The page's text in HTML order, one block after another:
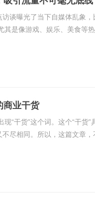
谈曝光了当下自媒体乱象
其是像游戏、娱乐、美食等
或短视频的点击率。而策划
商业干货
“干货”这个词。这个“干
尽相同。所以，这篇文章